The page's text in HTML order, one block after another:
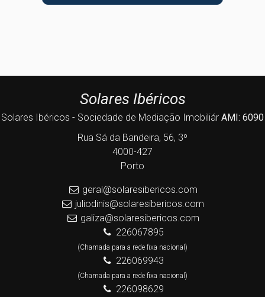
Solares Ibéricos
Solares Ibéricos - Sociedade de Mediação Imobiliár AMI: 6090
Rua Sá da Bandeira, 56, 3º
4000-427
Porto
geral@solaresibericos.com
juliodinis@solaresibericos.com
galiza@solaresibericos.com
226067895
(Chamada para a rede fixa nacional)
226069943
(Chamada para a rede fixa nacional)
226098629